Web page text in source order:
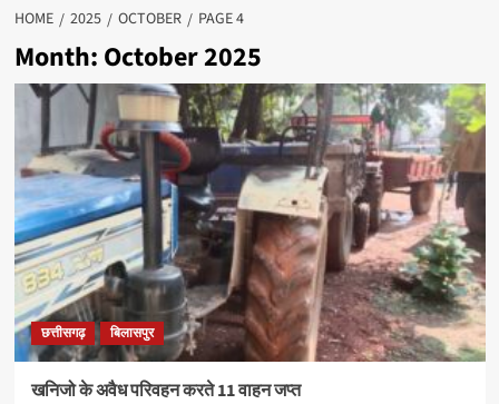
HOME 2025 OCTOBER PAGE 4
Month: October 2025
छत्तीसगढ़ बिलासपुर
खनिजो के अवैध परिवहन करते 11 वाहन जप्त